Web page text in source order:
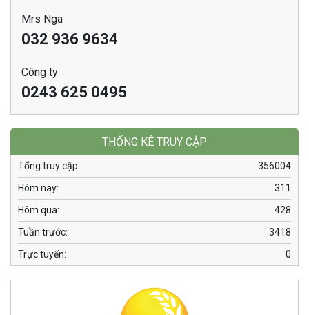
Mrs Nga
032 936 9634
Công ty
0243 625 0495
THỐNG KÊ TRUY CẬP
356004
Tổng truy cập:
311
Hôm nay:
428
Hôm qua:
3418
Tuần trước:
0
Trực tuyến: